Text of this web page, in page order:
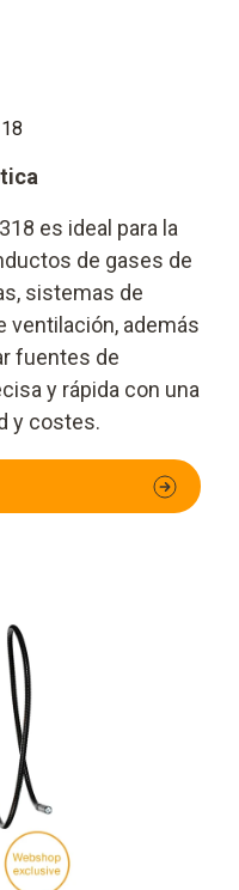
es ideal para la
de gases de
sistemas de
ventilación, además
fuentes de
y rápida con una
y costes.